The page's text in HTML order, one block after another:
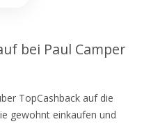
bei Paul Camper
TopCashback auf die
gewohnt einkaufen und